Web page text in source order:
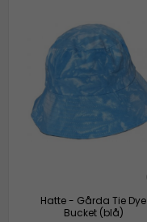
Hatte - Gårda Tie Dye
Bucket (blå)